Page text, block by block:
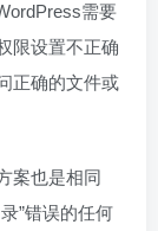
需要
限设置不正确
正确的文件或
案也是相同
”错误的任何